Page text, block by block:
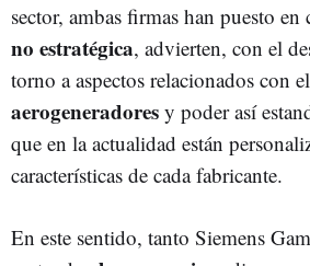
sector, ambas firmas han puesto en
no estratégica, advierten, con el
torno a aspectos relacionados con el
aerogeneradores y poder así
que en la actualidad están
características de cada fabricante.
En este sentido, tanto Siemens